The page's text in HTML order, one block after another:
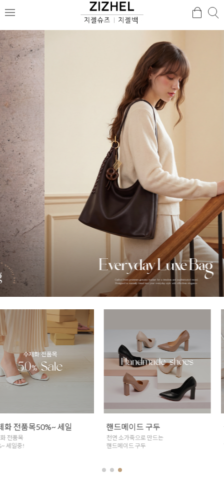
메
검
핸드메이드 구두
천연 소가죽으로 만드는
핸드메이드 구두
실버925 쥬얼리
은함량 법정함량92.5%
핸드메이드 실버 쥬얼리